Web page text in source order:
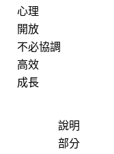
心理
開放
不必協調
高效
成長
說明
部分